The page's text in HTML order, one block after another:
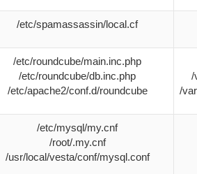
/etc/spamassassin/local.cf
/etc/roundcube/main.inc.php
/etc/roundcube/db.inc.php
/etc/apache2/conf.d/roundcube
/
/
/etc/mysql/my.cnf
/root/.my.cnf
/usr/local/vesta/conf/mysql.conf